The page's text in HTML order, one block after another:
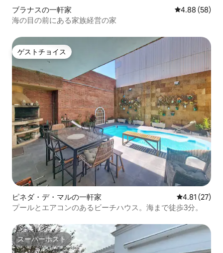
ブラナスの一軒家 レビュー58
4.88 (58)
海の目の前にある家族経営の家
ゲストチョイス
ゲストチョイス
ピネダ・デ・マルの一軒家 レビュー27
4.81 (27)
プールとエアコンのあるビーチハウス。海まで徒歩3分。
スーパーホスト
スーパーホスト